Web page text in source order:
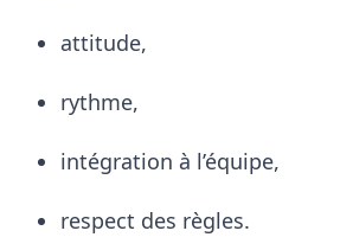
attitude,
rythme,
intégration à l’équipe,
respect des règles.